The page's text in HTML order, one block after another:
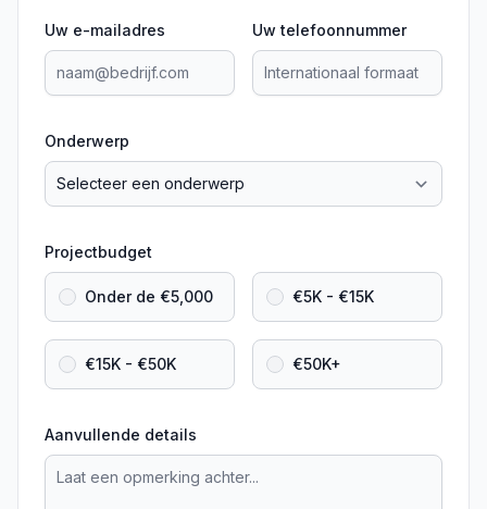
Uw e-mailadres Uw telefoonnummer
Onderwerp
Projectbudget
Onder de €5,000 €5K - €15K
€15K - €50K €50K+
Aanvullende details